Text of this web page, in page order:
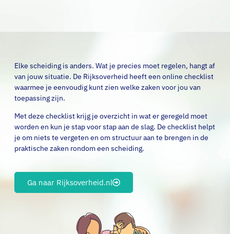
Elke scheiding is anders. Wat je precies moet regelen, hangt af
van jouw situatie. De Rijksoverheid heeft een online checklist
waarmee je eenvoudig kunt zien welke zaken voor jou van
toepassing zijn.
Met deze checklist krijg je overzicht in wat er geregeld moet
worden en kun je stap voor stap aan de slag. De checklist helpt
je om niets te vergeten en om structuur aan te brengen in de
praktische zaken rondom een scheiding.
Ga naar Rijksoverheid.nl